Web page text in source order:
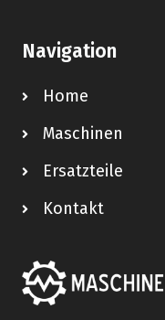
Navigation
Home
Maschinen
Ersatzteile
Kontakt